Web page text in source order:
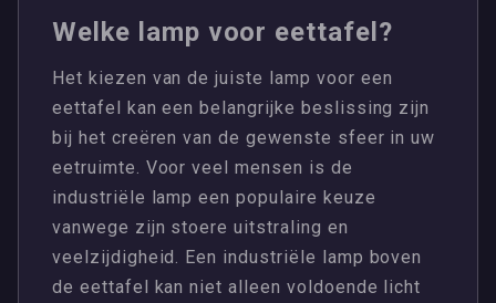
Welke lamp voor eettafel?
Het kiezen van de juiste lamp voor een
eettafel kan een belangrijke beslissing zijn
bij het creëren van de gewenste sfeer in uw
eetruimte. Voor veel mensen is de
industriële lamp een populaire keuze
vanwege zijn stoere uitstraling en
veelzijdigheid. Een industriële lamp boven
de eettafel kan niet alleen voldoende licht